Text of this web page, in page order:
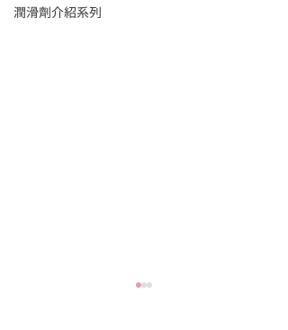
潤滑劑介紹系列